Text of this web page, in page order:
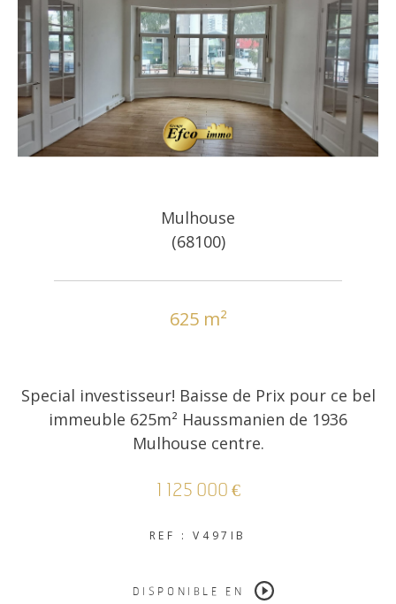
Mulhouse
(68100)
625 m²
Special investisseur! Baisse de Prix pour ce bel
immeuble 625m² Haussmanien de 1936
Mulhouse centre.
1 125 000 €
REF : V497IB
DISPONIBLE EN
Référence
PARKING